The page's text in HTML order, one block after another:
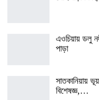
এওচিয়ায় ডলু
পাড়া
সাতকানিয়ায়
বিশেষজ্ঞ,…